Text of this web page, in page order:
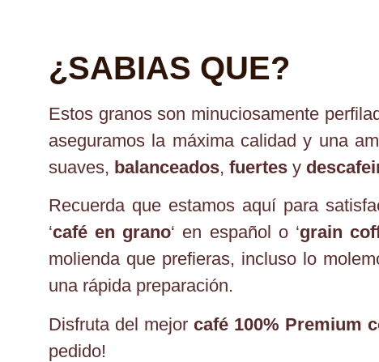
¿SABIAS QUE?
Estos granos son minuciosamente
aseguramos la máxima calidad y una
suaves, balanceados, fuertes y
Recuerda que estamos aquí para
‘café en grano‘ en español o ‘grain
molienda que prefieras, incluso lo
una rápida preparación.
Disfruta del mejor café 100% Premium
pedido!